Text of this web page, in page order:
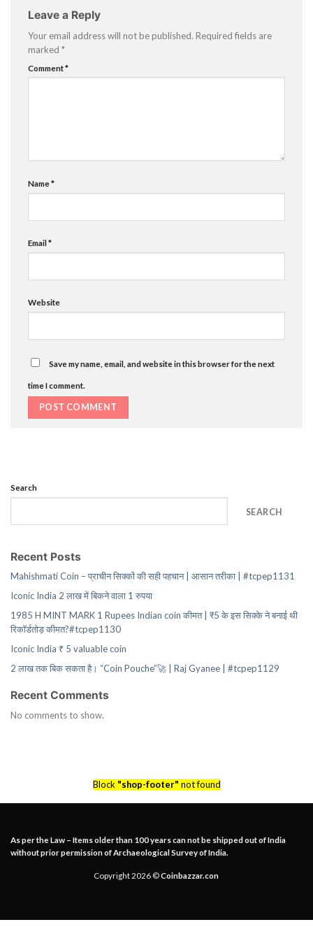
Leave a Reply
Your email address will not be published. Required fields are
marked *
Comment*
Name*
Email*
Website
Save my name, email, and website in this browser for the next
time I comment.
Search
SEARCH
Recent Posts
Mahishmati Coin – प्राचीन सिक्कों की सही पहचान | आसान तरीका | #tcpep1131
Iconic India 2 लाख में बिकने वाला 1 रुपया
1985 H MINT MARK 1 Rupees Indian coin कीमत | ₹5 के इस सिक्के ने बनाई थी
रिकॉर्डतोड़ कीमत?#tcpep1130
Iconic India ₹ 5 valuable coin
2 लाख तक बिक सकता है। “Coin Pouche”🚀 | Raj Gyanee | #tcpep1129
Recent Comments
No comments to show.
Block "shop-footer" not found
As per the Law – Items older than 100 years can not be shipped out of India
without prior permission of Archaeological Survey of India.
Copyright 2026 ©Coinbazzar.con